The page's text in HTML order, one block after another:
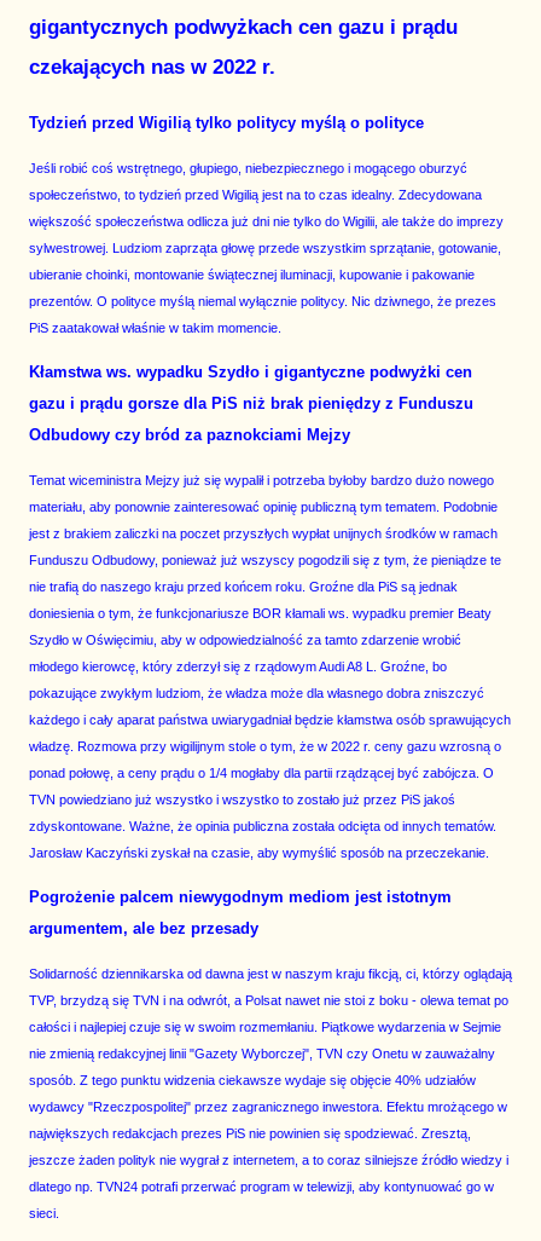
gigantycznych podwyżkach cen gazu i prądu
czekających nas w 2022 r.
Tydzień przed Wigilią tylko politycy myślą o polityce
Jeśli robić coś wstrętnego, głupiego, niebezpiecznego i mogącego oburzyć
społeczeństwo, to tydzień przed Wigilią jest na to czas idealny. Zdecydowana
większość społeczeństwa odlicza już dni nie tylko do Wigilii, ale także do imprezy
sylwestrowej. Ludziom zaprząta głowę przede wszystkim sprzątanie, gotowanie,
ubieranie choinki, montowanie świątecznej iluminacji, kupowanie i pakowanie
prezentów. O polityce myślą niemal wyłącznie politycy. Nic dziwnego, że prezes
PiS zaatakował właśnie w takim momencie.
Kłamstwa ws. wypadku Szydło i gigantyczne podwyżki cen
gazu i prądu gorsze dla PiS niż brak pieniędzy z Funduszu
Odbudowy czy bród za paznokciami Mejzy
Temat wiceministra Mejzy już się wypalił i potrzeba byłoby bardzo dużo nowego
materiału, aby ponownie zainteresować opinię publiczną tym tematem. Podobnie
jest z brakiem zaliczki na poczet przyszłych wypłat unijnych środków w ramach
Funduszu Odbudowy, ponieważ już wszyscy pogodzili się z tym, że pieniądze te
nie trafią do naszego kraju przed końcem roku. Groźne dla PiS są jednak
doniesienia o tym, że funkcjonariusze BOR kłamali ws. wypadku premier Beaty
Szydło w Oświęcimiu, aby w odpowiedzialność za tamto zdarzenie wrobić
młodego kierowcę, który zderzył się z rządowym Audi A8 L. Groźne, bo
pokazujące zwykłym ludziom, że władza może dla własnego dobra zniszczyć
każdego i cały aparat państwa uwiarygadniał będzie kłamstwa osób sprawujących
władzę. Rozmowa przy wigilijnym stole o tym, że w 2022 r. ceny gazu wzrosną o
ponad połowę, a ceny prądu o 1/4 mogłaby dla partii rządzącej być zabójcza. O
TVN powiedziano już wszystko i wszystko to zostało już przez PiS jakoś
zdyskontowane. Ważne, że opinia publiczna została odcięta od innych tematów.
Jarosław Kaczyński zyskał na czasie, aby wymyślić sposób na przeczekanie.
Pogrożenie palcem niewygodnym mediom jest istotnym
argumentem, ale bez przesady
Solidarność dziennikarska od dawna jest w naszym kraju fikcją, ci, którzy oglądają
TVP, brzydzą się TVN i na odwrót, a Polsat nawet nie stoi z boku - olewa temat po
całości i najlepiej czuje się w swoim rozmemłaniu. Piątkowe wydarzenia w Sejmie
nie zmienią redakcyjnej linii "Gazety Wyborczej", TVN czy Onetu w zauważalny
sposób. Z tego punktu widzenia ciekawsze wydaje się objęcie 40% udziałów
wydawcy "Rzeczpospolitej" przez zagranicznego inwestora. Efektu mrożącego w
największych redakcjach prezes PiS nie powinien się spodziewać. Zresztą,
jeszcze żaden polityk nie wygrał z internetem, a to coraz silniejsze źródło wiedzy i
dlatego np. TVN24 potrafi przerwać program w telewizji, aby kontynuować go w
sieci.